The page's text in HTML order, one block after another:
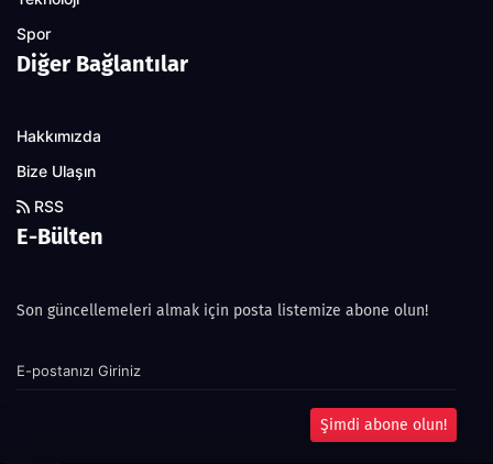
Spor
Diğer Bağlantılar
Hakkımızda
Bize Ulaşın
RSS
E-Bülten
Son güncellemeleri almak için posta listemize abone olun!
Şimdi abone olun!